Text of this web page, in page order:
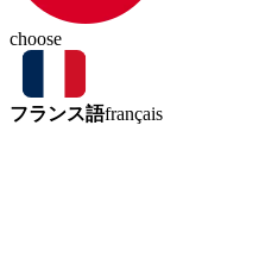
choose
フランス語français